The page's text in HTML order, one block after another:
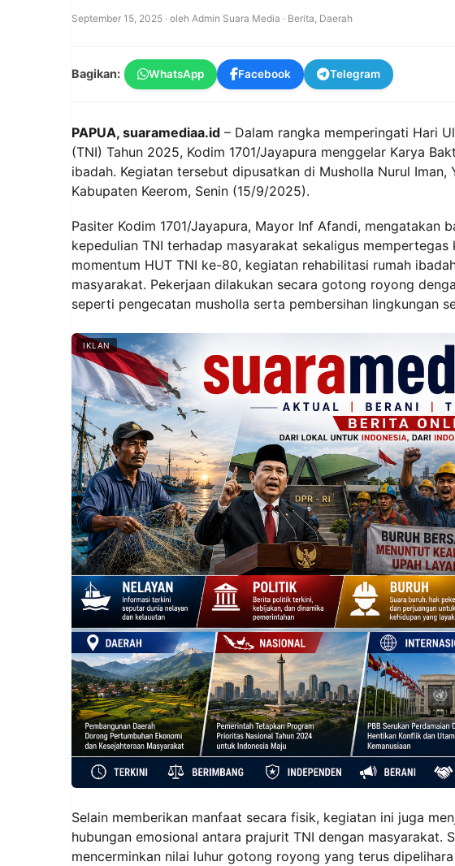
September 15, 2025 · oleh Admin Suara Media · Berita Daerah
Bagikan: WhatsApp Facebook Telegram
PAPUA, suaramediaa.id – Dalam rangka memperingati Hari
(TNI) Tahun 2025, Kodim 1701/Jayapura menggelar Karya
ibadah. Kegiatan tersebut dipusatkan di Musholla Nurul Iman,
Kabupaten Keerom, Senin (15/9/2025).
Pasiter Kodim 1701/Jayapura, Mayor Inf Afandi, mengatakan
kepedulian TNI terhadap masyarakat sekaligus mempertegas
momentum HUT TNI ke-80, kegiatan rehabilitasi rumah
masyarakat. Pekerjaan dilakukan secara gotong royong
seperti pengecatan musholla serta pembersihan lingkungan
IKLAN
Selain memberikan manfaat secara fisik, kegiatan ini juga
hubungan emosional antara prajurit TNI dengan masyarakat.
mencerminkan nilai luhur gotong royong yang terus